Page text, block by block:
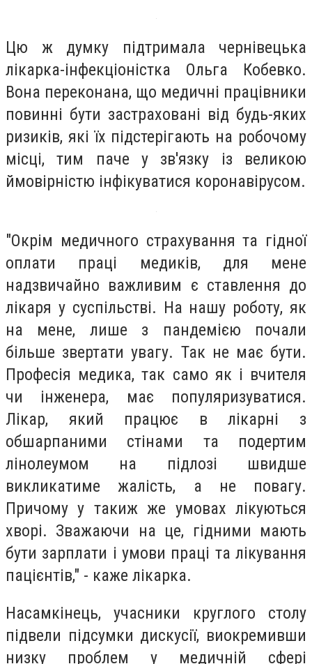
Цю ж думку підтримала чернівецька
лікарка-інфекціоністка Ольга Кобевко.
Вона переконана, що медичні працівники
повинні бути застраховані від будь-яких
ризиків, які їх підстерігають на робочому
місці, тим паче у зв'язку із великою
ймовірністю інфікуватися коронавірусом.
"Окрім медичного страхування та гідної
оплати праці медиків, для мене
надзвичайно важливим є ставлення до
лікаря у суспільстві. На нашу роботу, як
на мене, лише з пандемією почали
більше звертати увагу. Так не має бути.
Професія медика, так само як і вчителя
чи інженера, має популяризуватися.
Лікар, який працює в лікарні з
обшарпаними стінами та подертим
лінолеумом на підлозі швидше
викликатиме жалість, а не повагу.
Причому у такиж же умовах лікуються
хворі. Зважаючи на це, гідними мають
бути зарплати і умови праці та лікування
пацієнтів," - каже лікарка.
Насамкінець, учасники круглого столу
підвели підсумки дискусії, виокремивши
низку проблем у медичній сфері